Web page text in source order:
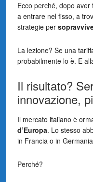
Ecco perché, dopo
a entrare nel fisso, a
strategie per
La lezione? Se una
probabilmente lo è. E
Il risultato?
innovazione,
Il mercato italiano è
d’Europa. Lo stesso
in Francia o in
Perché?